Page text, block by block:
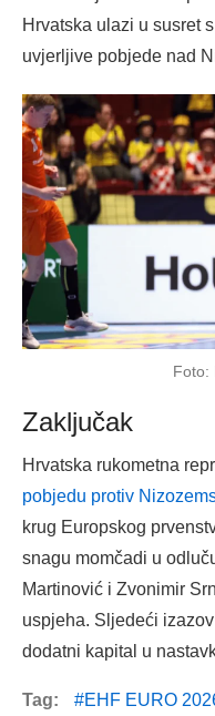
Hrvatska ulazi u susret
uvjerljive pobjede nad
Foto:
Zaključak
Hrvatska rukometna
pobjedu protiv
krug Europskog
snagu momčadi u
Martinović i Zvonimir
uspjeha. Sljedeći
dodatni kapital u
Tag: EHF EURO